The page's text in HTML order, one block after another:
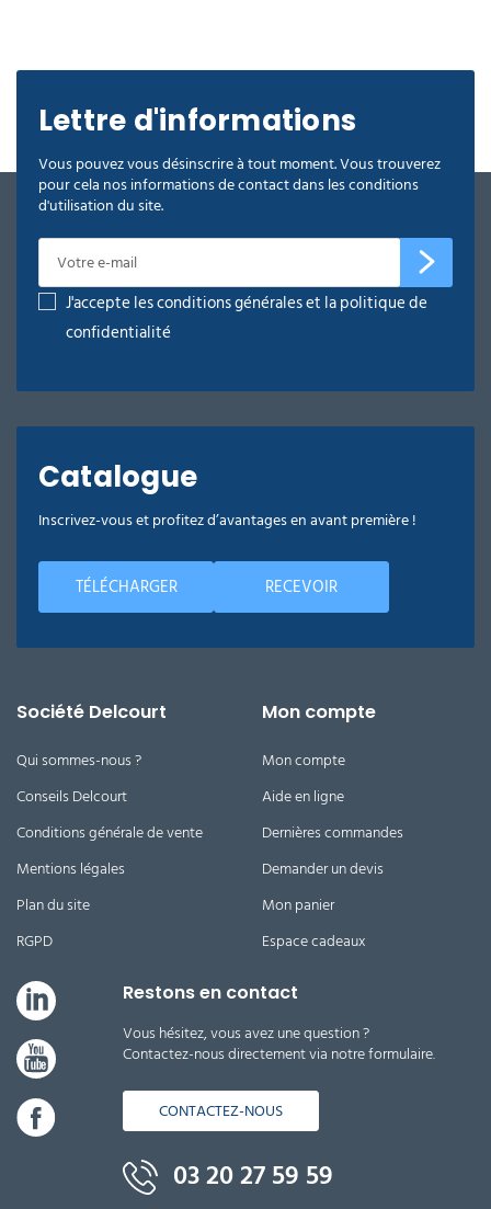
Lettre d'informations
Vous pouvez vous désinscrire à tout moment. Vous trouverez
pour cela nos informations de contact dans les conditions
d'utilisation du site.
J'accepte les conditions générales et la politique de
confidentialité
Catalogue
Inscrivez-vous et profitez d’avantages en avant première !
TÉLÉCHARGER RECEVOIR
Société Delcourt
Qui sommes-nous ?
Conseils Delcourt
Conditions générale de vente
Mentions légales
Plan du site
RGPD
Mon compte
Mon compte
Aide en ligne
Dernières commandes
Demander un devis
Mon panier
Espace cadeaux
Restons en contact
Vous hésitez, vous avez une question ?
Contactez-nous directement via notre formulaire.
CONTACTEZ-NOUS
03 20 27 59 59